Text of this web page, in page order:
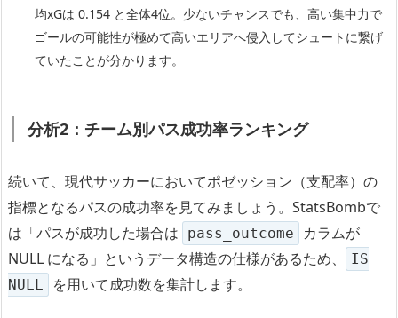
均xGは 0.154 と全体4位。少ないチャンスでも、高い集中力で
ゴールの可能性が極めて高いエリアへ侵入してシュートに繋げ
ていたことが分かります。
分析2：チーム別パス成功率ランキング
続いて、現代サッカーにおいてポゼッション（支配率）の
指標となるパスの成功率を見てみましょう。StatsBombで
は「パスが成功した場合は
pass_outcome
カラムが
NULL になる」というデータ構造の仕様があるため、
IS
NULL
を用いて成功数を集計します。